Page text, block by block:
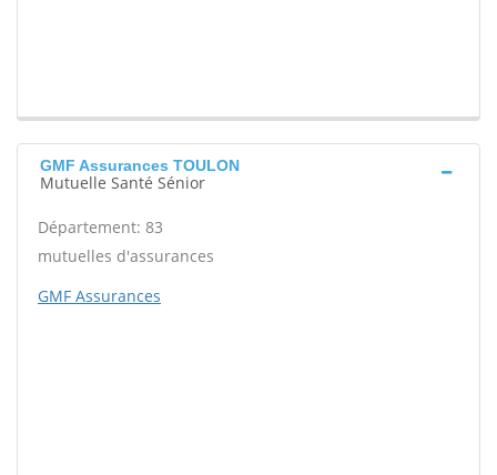
GMF Assurances TOULON
Mutuelle Santé Sénior
Département: 83
mutuelles d'assurances
GMF Assurances